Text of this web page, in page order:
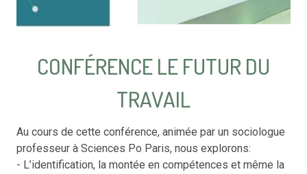
CONFÉRENCE LE FUTUR DU
TRAVAIL
Au cours de cette conférence, animée par un sociologue
professeur à Sciences Po Paris, nous explorons:
- L’identification, la montée en compétences et même la